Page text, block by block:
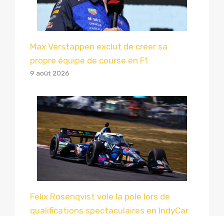
Max Verstappen exclut de créer sa
propre équipe de course en F1
9 août 2026
Felix Rosenqvist vole la pole lors de
qualifications spectaculaires en IndyCar